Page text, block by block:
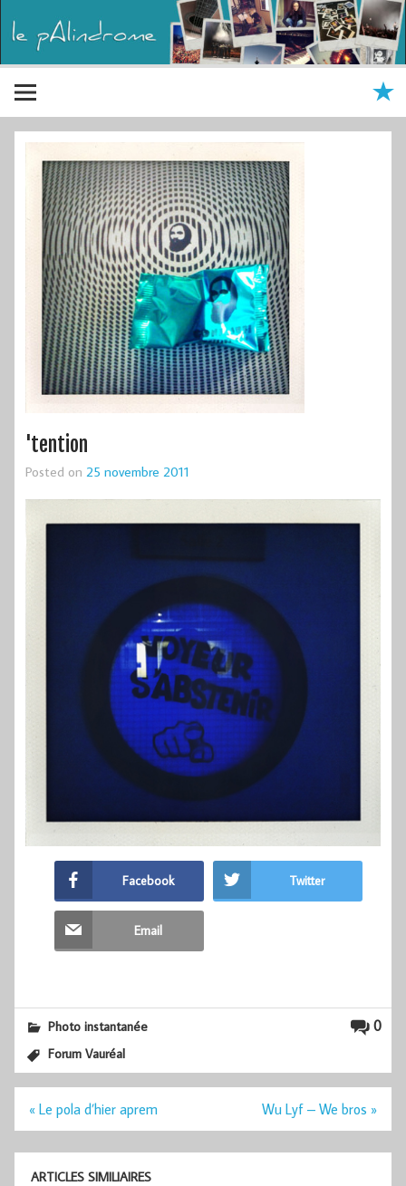
'tention
Posted on 25 novembre 2011
Facebook Twitter
Email
0
Photo instantanée
Forum Vauréal
Navigation
« Le pola d’hier aprem Wu Lyf – We bros »
ARTICLES SIMILIAIRES